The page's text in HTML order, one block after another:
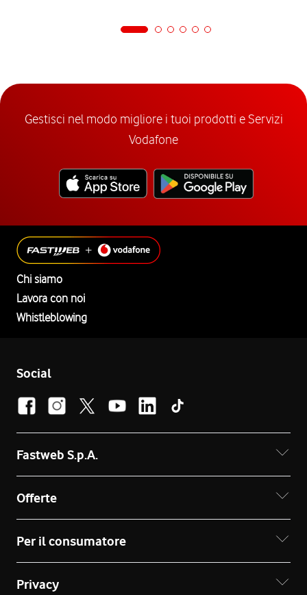
Gestisci nel modo migliore i tuoi prodotti e Servizi
Vodafone
Chi siamo
Lavora con noi
Whistleblowing
Social
Fastweb S.p.A.
Offerte
Per il consumatore
Privacy